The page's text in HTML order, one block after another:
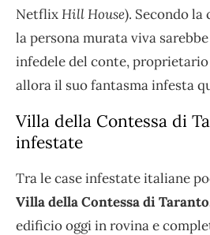
NetflixHill House). Secondo la
la persona murata viva
infedele del conte,
allora il suo fantasma infesta
Villa della Contessa di
infestate
Tra le case infestate italiane
Villa della Contessa di
edificio oggi in rovina e